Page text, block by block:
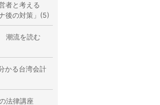
者と考える
後の対策」(5)
潮流を読む
かる台湾会計
法律講座